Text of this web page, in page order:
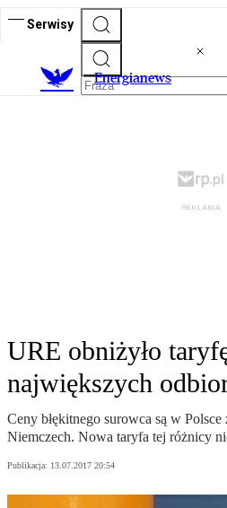
Serwisy
Energianews
URE obniżyło
największych
Ceny błękitnego surowca są w
Niemczech. Nowa taryfa tej różnicy
Publikacja: 13.07.2017 20:54